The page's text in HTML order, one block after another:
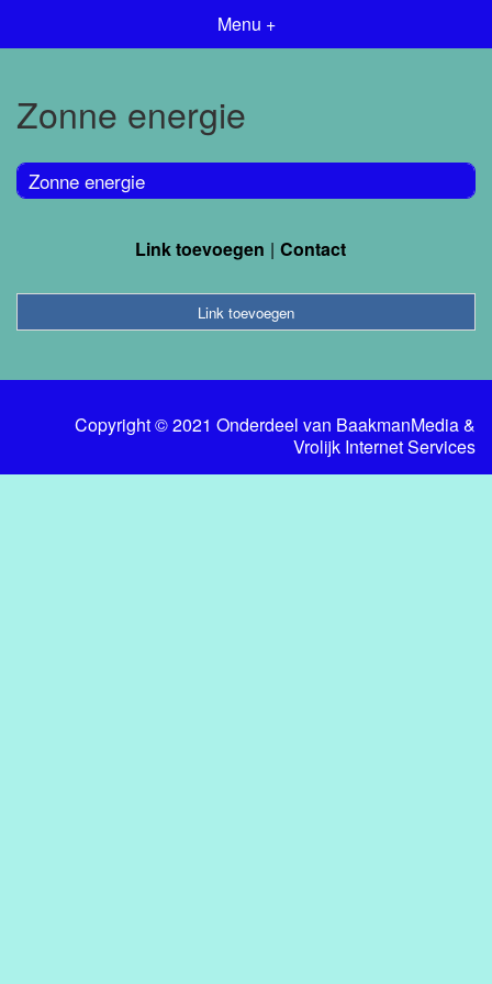
Menu +
Zonne energie
Zonne energie
Link toevoegen Contact
Link toevoegen
Copyright © 2021 Onderdeel van BaakmanMedia&
Vrolijk Internet Services